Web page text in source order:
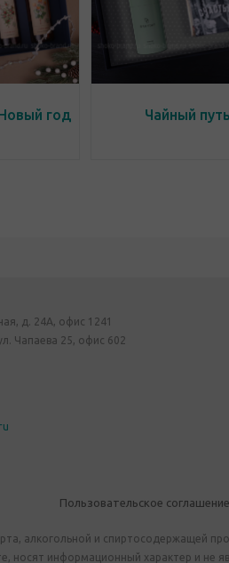
год Чайный путь
д. 24А, офис 1241
Чапаева 25, офис 602
Пользовательское соглашение
алкогольной и спиртосодержащей
носят информационный характер и не